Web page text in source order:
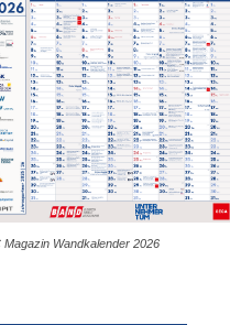
Magazin Wandkalender 2026